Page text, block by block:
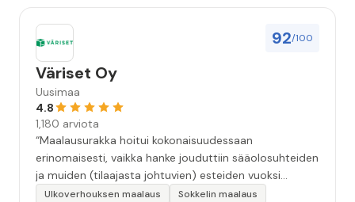
92/100
Väriset Oy
Uusimaa
4.8
1,180 arviota
“Maalausurakka hoitui kokonaisuudessaan
erinomaisesti, vaikka hanke jouduttiin sääolosuhteiden
ja muiden (tilaajasta johtuvien) esteiden vuoksi
keskeyttämään n. 3 viikoksi. Maalaistulos on oikein
Ulkoverhouksen maalaus
Sokkelin maalaus